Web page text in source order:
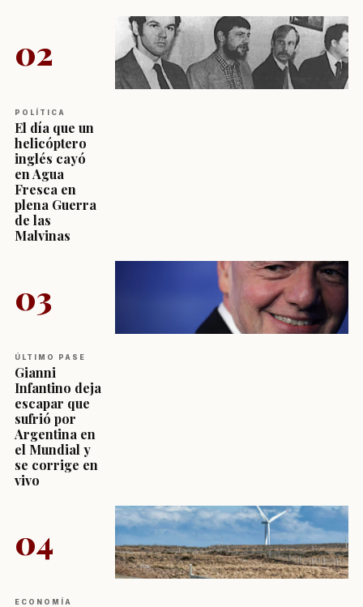
02
POLÍTICA
El día que un
helicóptero
inglés cayó
en Agua
Fresca en
plena Guerra
de las
Malvinas
03
ÚLTIMO PASE
Gianni
Infantino deja
escapar que
sufrió por
Argentina en
el Mundial y
se corrige en
vivo
04
ECONOMÍA